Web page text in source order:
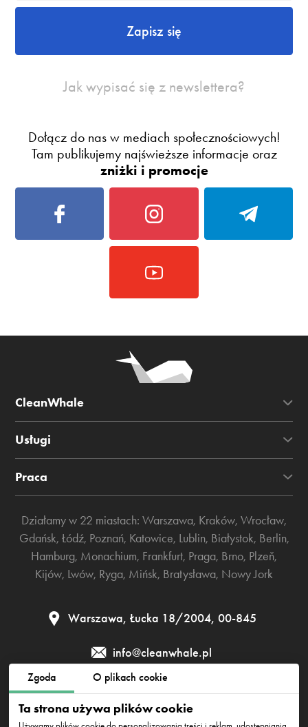
Zgoda O plikach cookie
Ta strona używa plików cookie
Zapisz się
Jak wypisać się z newslettera?
Dołącz do nas w mediach społecznościowych!
Tam publikujemy najświeższe informacje oraz
zniżki i promocje
CleanWhale
Usługi
Praca
Działamy w 22 miastach: Warszawa, Kraków, Wrocław,
Gdańsk, Łódź, Poznań, Katowice, Lublin, Białystok, Berlin,
Hamburg, Monachium, Frankfurt, Praga, Brno, Plzeň,
Kijów, Lwów, Ryga, Mińsk, Bratysława, Nowy Jork
Warszawa, Łucka 18/2004, 00-845
info@cleanwhale.pl